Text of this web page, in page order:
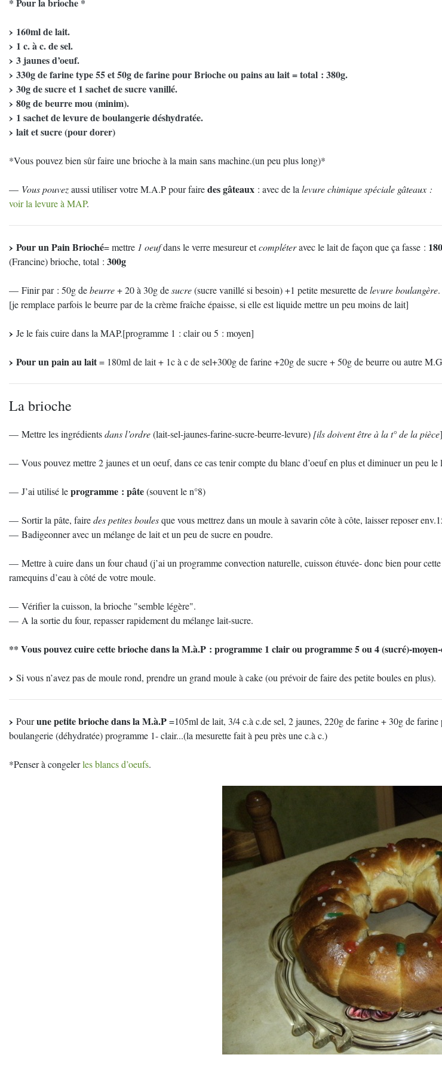
160ml de lait.
1 c. à c. de sel.
3 jaunes d’oeuf.
330g de farine type 55 et 50g de farine pour Brioche ou pains au lait = total : 380g.
30g de sucre et 1 sachet de sucre vanillé.
80g de beurre mou (minim).
1 sachet de levure de boulangerie déshydratée.
lait et sucre (pour dorer)
*Vous pouvez bien sûr faire une brioche à la main sans machine.(un peu plus long)*
— Vous pouvezaussi utiliser votre M.A.P pour fairedes gâteaux : avec de la levure chimique spéciale gâteaux :
voir la levure à MAP.
Pour un Pain Brioché= mettre 1 oeufdans le verre mesureur etcompléteravec le lait de façon que ça fasse :
(Francine) brioche, total : 300g
— Finir par : 50g debeurre+ 20 à 30g desucre(sucre vanillé si besoin) +1 petite mesurette delevure boulangère.
[je remplace parfois le beurre par de la crème fraîche épaisse, si elle est liquide mettre un peu moins de lait]
Je le fais cuire dans la MAP.[programme 1 : clair ou 5 : moyen]
Pour un pain au lait= 180ml de lait + 1c à c de sel+300g de farine +20g de sucre + 50g de beurre ou autre
La brioche
— Mettre les ingrédientsdans l’ordre(lait-sel-jaunes-farine-sucre-beurre-levure) [ils doivent être à la t° de la pièce]
— Vous pouvez mettre 2 jaunes et un oeuf, dans ce cas tenir compte du blanc d’oeuf en plus et diminuer un peu le
— J’ai utilisé leprogramme : pâte(souvent le n°8)
— Sortir la pâte, fairedes petites boulesque vous mettrez dans un moule à savarin côte à côte, laisser reposer
— Badigeonner avec un mélange de lait et un peu de sucre en poudre.
— Mettre à cuire dans un four chaud (j’ai un programme convection naturelle, cuisson étuvée- donc bien pour
ramequins d’eau à côté de votre moule.
— Vérifier la cuisson, la brioche "semble légère".
— A la sortie du four, repasser rapidement du mélange lait-sucre.
** Vous pouvez cuire cette brioche dans la M.à.P : programme 1 clair ou programme 5 ou 4 (sucré)-
Si vous n’avez pas de moule rond, prendre un grand moule à cake (ou prévoir de faire des petite boules en plus).
Pourune petite brioche dans la M.à.P=105ml de lait, 3/4 c.à c.de sel, 2 jaunes, 220g de farine + 30g de
boulangerie (déhydratée) programme 1- clair...(la mesurette fait à peu près une c.à c.)
*Penser à congelerles blancs d’oeufs.